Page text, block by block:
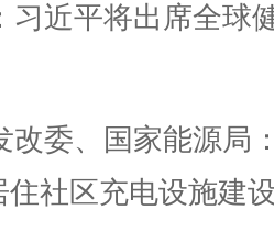
近平将出席全球
委、国家能源局
社区充电设施建